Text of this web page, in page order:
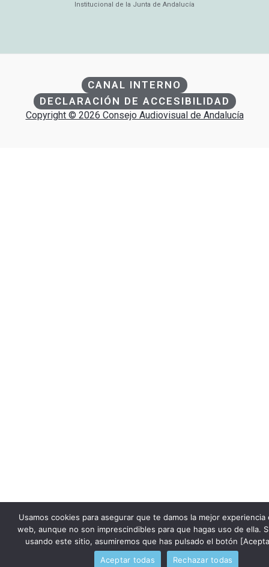
Institucional de la Junta de Andalucía
CANAL INTERNO
DECLARACIÓN DE ACCESIBILIDAD
Copyright © 2026 Consejo Audiovisual de Andalucía
Usamos cookies para asegurar que te damos la mejor experiencia
web, aunque no son imprescindibles para que hagas uso de ella.
usando este sitio, asumiremos que has pulsado el botón
Aceptar todas
Rechazar todas